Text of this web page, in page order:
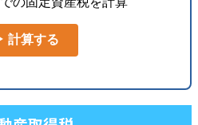
計算する